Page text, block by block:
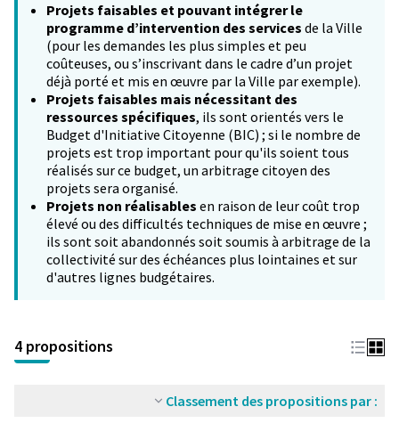
Projets faisables et pouvant intégrer le
programme d’intervention des services de la Ville
(pour les demandes les plus simples et peu
coûteuses, ou s’inscrivant dans le cadre d’un projet
déjà porté et mis en œuvre par la Ville par exemple).
Projets faisables mais nécessitant des
ressources spécifiques, ils sont orientés vers le
Budget d'Initiative Citoyenne (BIC) ; si le nombre de
projets est trop important pour qu'ils soient tous
réalisés sur ce budget, un arbitrage citoyen des
projets sera organisé.
Projets non réalisables en raison de leur coût trop
élevé ou des difficultés techniques de mise en œuvre ;
ils sont soit abandonnés soit soumis à arbitrage de la
collectivité sur des échéances plus lointaines et sur
d'autres lignes budgétaires.
4 propositions
Classement des propositions par :